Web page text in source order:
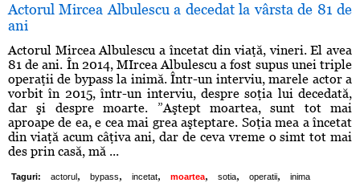
Actorul Mircea Albulescu a decedat la vârsta de 81 de
ani
Actorul Mircea Albulescu a încetat din viaţă, vineri. El avea
81 de ani. În 2014, MIrcea Albulescu a fost supus unei triple
operaţii de bypass la inimă. Într-un interviu, marele actor a
vorbit în 2015, într-un interviu, despre soţia lui decedată,
dar şi despre moarte. ”Aştept moartea, sunt tot mai
aproape de ea, e cea mai grea aşteptare. Soţia mea a încetat
din viaţă acum câţiva ani, dar de ceva vreme o simt tot mai
des prin casă, mă ...
Taguri: actorul , bypass, incetat, moartea, sotia, operatii, inima